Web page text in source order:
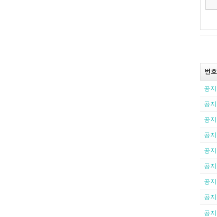
번호
공지
공지
공지
공지
공지
공지
공지
공지
공지